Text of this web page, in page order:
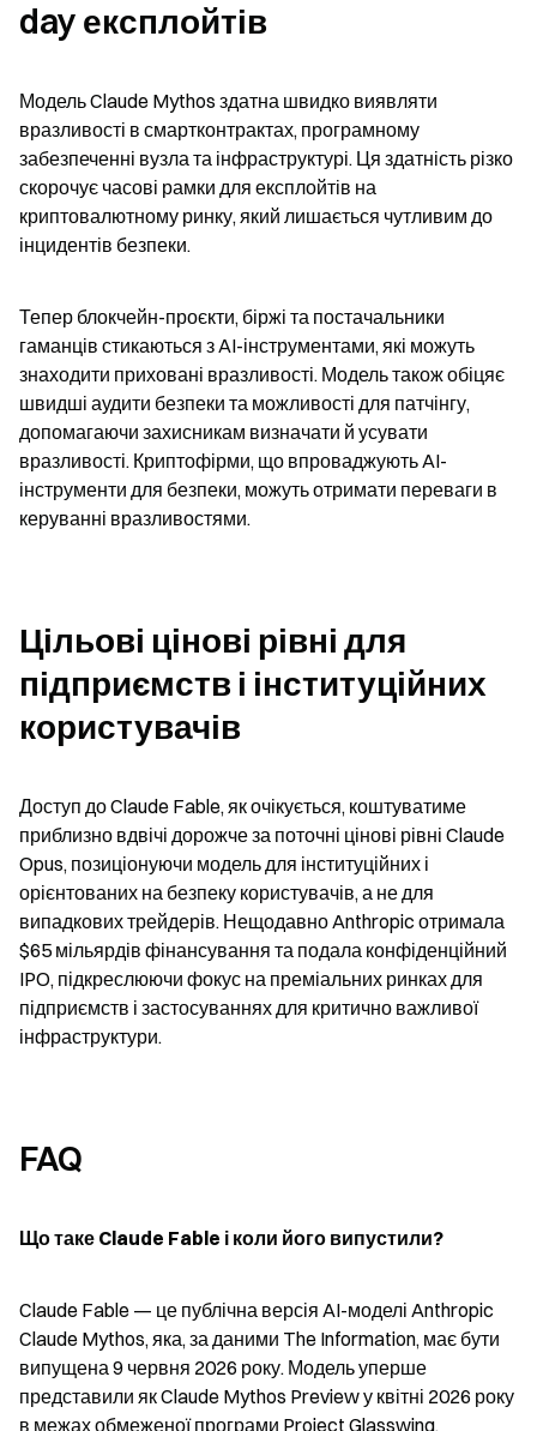
day експлойтів
Модель Claude Mythos здатна швидко виявляти
вразливості в смартконтрактах, програмному
забезпеченні вузла та інфраструктурі. Ця здатність різко
скорочує часові рамки для експлойтів на
криптовалютному ринку, який лишається чутливим до
інцидентів безпеки.
Тепер блокчейн-проєкти, біржі та постачальники
гаманців стикаються з AI-інструментами, які можуть
знаходити приховані вразливості. Модель також обіцяє
швидші аудити безпеки та можливості для патчінгу,
допомагаючи захисникам визначати й усувати
вразливості. Криптофірми, що впроваджують AI-
інструменти для безпеки, можуть отримати переваги в
керуванні вразливостями.
Цільові цінові рівні для
підприємств і інституційних
користувачів
Доступ до Claude Fable, як очікується, коштуватиме
приблизно вдвічі дорожче за поточні цінові рівні Claude
Opus, позиціонуючи модель для інституційних і
орієнтованих на безпеку користувачів, а не для
випадкових трейдерів. Нещодавно Anthropic отримала
$65 мільярдів фінансування та подала конфіденційний
IPO, підкреслюючи фокус на преміальних ринках для
підприємств і застосуваннях для критично важливої
інфраструктури.
FAQ
Що таке Claude Fable і коли його випустили?
Claude Fable — це публічна версія AI-моделі Anthropic
Claude Mythos, яка, за даними The Information, має бути
випущена 9 червня 2026 року. Модель уперше
представили як Claude Mythos Preview у квітні 2026 року
в межах обмеженої програми Project Glasswing.